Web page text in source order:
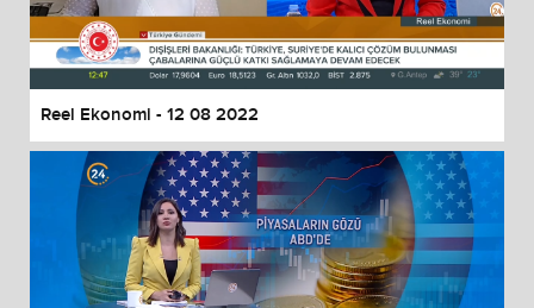
Reel Ekonomi - 12 08 2022